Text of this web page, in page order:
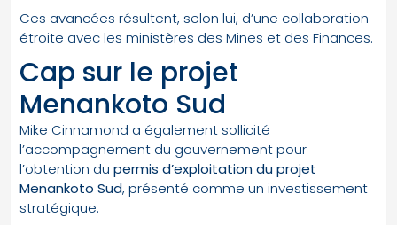
Ces avancées résultent, selon lui, d’une collaboration
étroite avec les ministères des Mines et des Finances.
Cap sur le projet
Menankoto Sud
Mike Cinnamond a également sollicité
l’accompagnement du gouvernement pour
l’obtention du permis d’exploitation du projet
Menankoto Sud, présenté comme un investissement
stratégique.